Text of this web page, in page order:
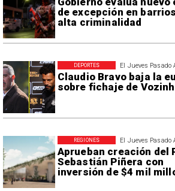
de excepción en
alta criminalidad
El Jueves Pasado
Claudio Bravo baja la
sobre fichaje de
DEPORTES
El Jueves Pasado
Aprueban creación del
Sebastián Piñera con
inversión de $4 mil
REGIONES